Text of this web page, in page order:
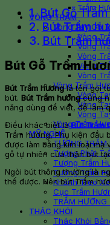
Trầm
VÒNG TRẦM
Vòng Tay Gỗ
Vòng
Vòng
Vòng
Vòng
Vòng
Vòng Trầm
Vòng
Vòng
Vòng
Vòng Trầm
MỸ NGHỆ
TƯỢNG TRẦM
Tượng Phật
Tượng Trầm
Tượng Trầm
Khánh Treo
Cục Trầm
TRẦM HƯƠNG
THÁC KHÓI
Thác Khói
Bút Gỗ
Bút Trầm
Bút Trầm
Bút Gỗ Trầm
Bút Trầm hươnglà tên gọi
bút. Bút Trầm hươngcũng
năng dùng để viết, để làm
Điều khác biệt làBút Trầm
Trầm hương, Phụ kiện đầu
được làm bằng kim loại mạ
gỗ tự nhiên của thân bút
Ngòi bút thông thường là
thế được. Nên bút Trầm